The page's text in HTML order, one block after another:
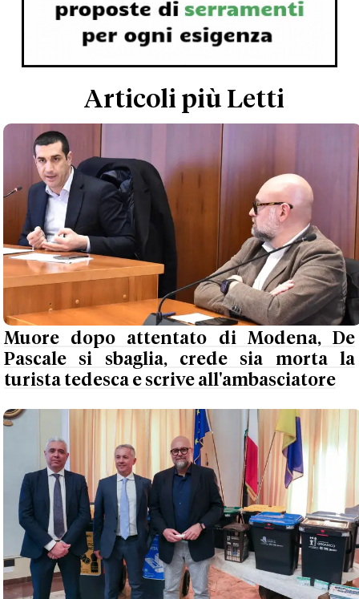
Articoli più Letti
Muore dopo attentato di Modena, De
Pascale si sbaglia, crede sia morta la
turista tedesca e scrive all'ambasciatore